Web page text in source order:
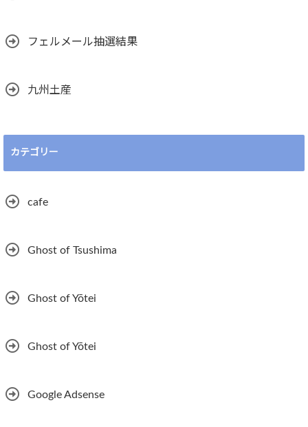
フェルメール抽選結果
九州土産
カテゴリー
cafe
Ghost of Tsushima
Ghost of Yōtei
Ghost of Yōtei
Google Adsense